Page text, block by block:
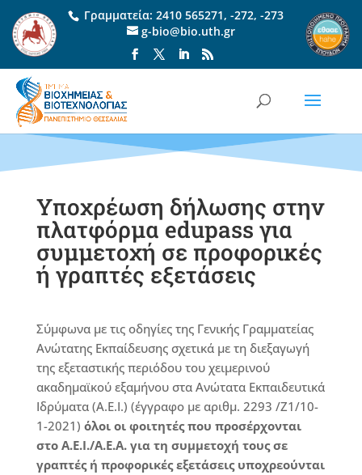
Γραμματεία: 2410 565271, -272, -273
g-bio@bio.uth.gr
Υποχρέωση δήλωσης στην
πλατφόρμα edupass για
συμμετοχή σε προφορικές
ή γραπτές εξετάσεις
Σύμφωνα με τις οδηγίες της Γενικής Γραμματείας
Ανώτατης Εκπαίδευσης σχετικά με τη διεξαγωγή
της εξεταστικής περιόδου του χειμερινού
ακαδημαϊκού εξαμήνου στα Ανώτατα Εκπαιδευτικά
Ιδρύματα (Α.Ε.Ι.) (έγγραφο με αριθμ. 2293 /Ζ1/10-
1-2021) όλοι οι φοιτητές που προσέρχονται
στο Α.Ε.Ι./Α.Ε.Α. για τη συμμετοχή τους σε
γραπτές ή προφορικές εξετάσεις υποχρεούνται